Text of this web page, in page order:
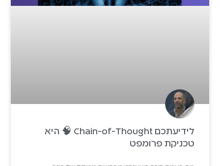
לידיעתכם Chain-of-Thought 🧠 היא
טכניקת פרומפט